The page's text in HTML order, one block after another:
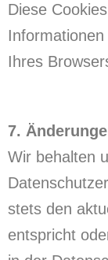
Diese
Ihres
7.
Wir behalten
stets den
entspricht